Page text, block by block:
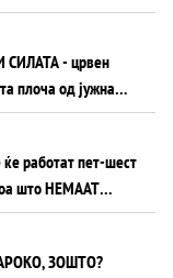
СИЛАТА - црвен
плоча од јужна
Море...
работат пет-шест
што НЕМААТ
ЗОШТО?